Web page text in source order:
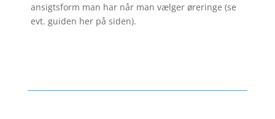
ansigtsform man har når man vælger øreringe (se
evt. guiden her på siden).